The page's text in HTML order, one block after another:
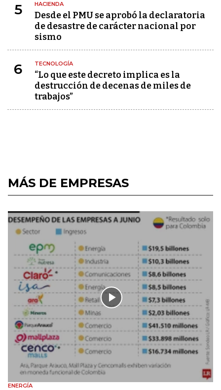
5 HACIENDA
Desde el PMU se aprobó la declaratoria
de desastre de carácter nacional por
sismo
6 TECNOLOGÍA
“Lo que este decreto implica es la
destrucción de decenas de miles de
trabajos”
MÁS DE EMPRESAS
ENERGÍA